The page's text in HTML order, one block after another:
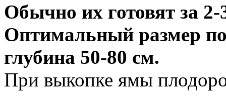
Обычно их готовят за 2-
Оптимальный размер
глубина 50-80 см.
При выкопке ямы